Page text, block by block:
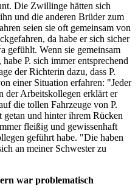
Die Zwillinge hätten sich
und die anderen Brüder zum
seien sie oft gemeinsam von
da habe er sich sicher
gefühlt. Wenn sie gemeinsam
P. sich immer entsprechend
der Richterin dazu, dass P.
einer Situation erfahren: "Jeder
der Arbeitskollegen erklärt er
die tollen Fahrzeuge von P.
getan und hinter ihrem Rücken
fleißig und gewissenhaft
geführt habe. "Die haben
an meiner Schwester zu
war problematisch